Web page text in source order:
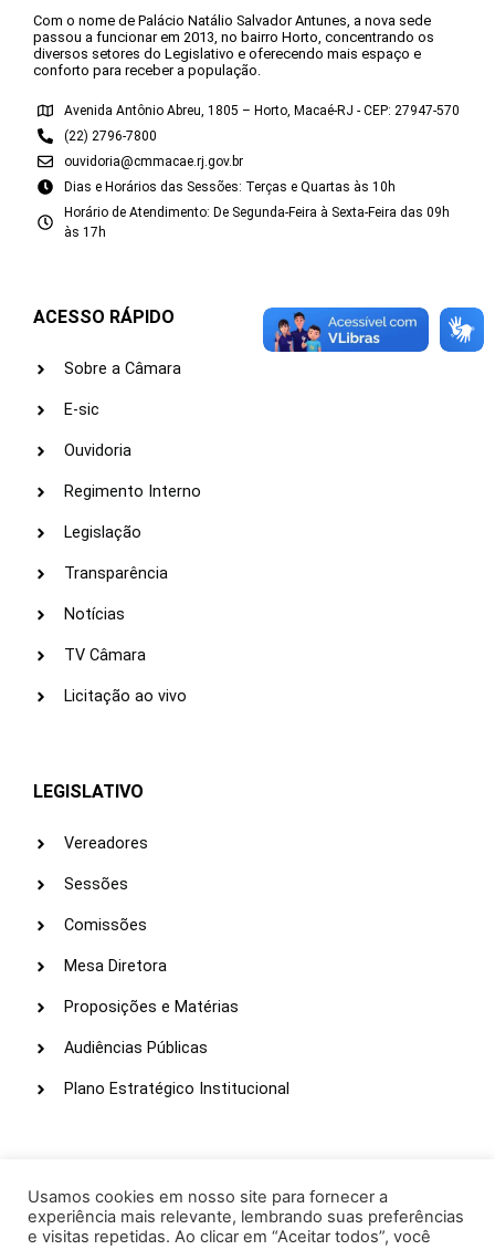
Com o nome de Palácio Natálio Salvador Antunes, a nova sede
passou a funcionar em 2013, no bairro Horto, concentrando os
diversos setores do Legislativo e oferecendo mais espaço e
conforto para receber a população.
Avenida Antônio Abreu, 1805 – Horto, Macaé-RJ - CEP: 27947-570
(22) 2796-7800
ouvidoria@cmmacae.rj.gov.br
Dias e Horários das Sessões: Terças e Quartas às 10h
Horário de Atendimento: De Segunda-Feira à Sexta-Feira das 09h
às 17h
ACESSO RÁPIDO
Sobre a Câmara
E-sic
Ouvidoria
Regimento Interno
Legislação
Transparência
Notícias
TV Câmara
Licitação ao vivo
LEGISLATIVO
Vereadores
Sessões
Comissões
Mesa Diretora
Proposições e Matérias
Audiências Públicas
Plano Estratégico Institucional
Webmail
Intranet
Usamos cookies em nosso site para fornecer a
experiência mais relevante, lembrando suas preferências
e visitas repetidas. Ao clicar em “Aceitar todos”, você